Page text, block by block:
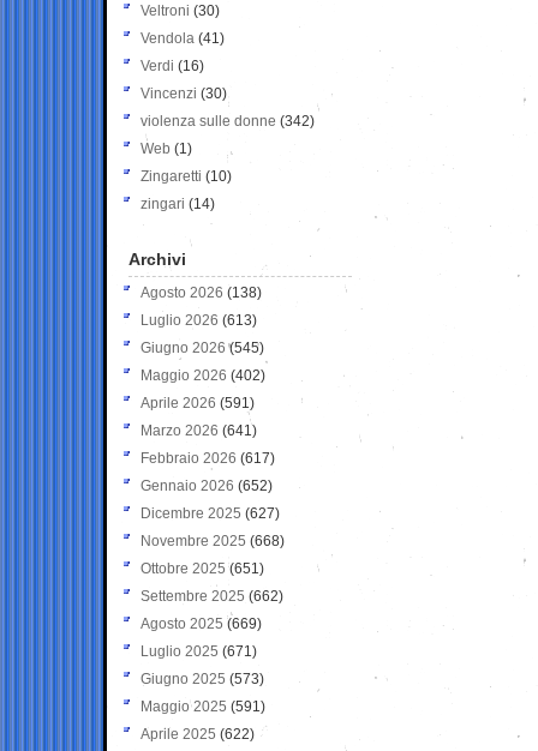
Veltroni (30)
Vendola (41)
Verdi (16)
Vincenzi (30)
violenza sulle donne (342)
Web (1)
Zingaretti (10)
zingari (14)
Archivi
Agosto 2026 (138)
Luglio 2026 (613)
Giugno 2026 (545)
Maggio 2026 (402)
Aprile 2026 (591)
Marzo 2026 (641)
Febbraio 2026 (617)
Gennaio 2026 (652)
Dicembre 2025 (627)
Novembre 2025 (668)
Ottobre 2025 (651)
Settembre 2025 (662)
Agosto 2025 (669)
Luglio 2025 (671)
Giugno 2025 (573)
Maggio 2025 (591)
Aprile 2025 (622)